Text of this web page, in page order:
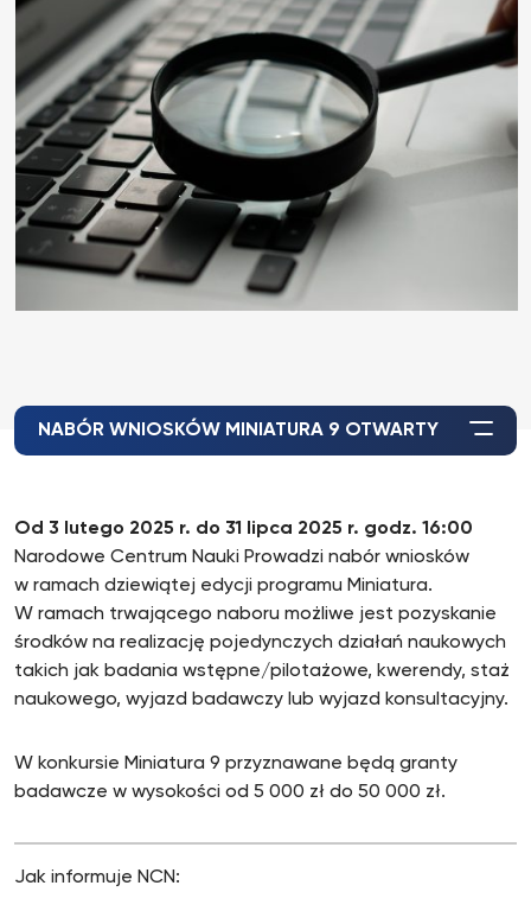
NABÓR WNIOSKÓW MINIATURA 9 OTWARTY
Od 3 lutego 2025 r. do 31 lipca 2025 r. godz. 16:00
Narodowe Centrum Nauki Prowadzi nabór wniosków
w ramach dziewiątej edycji programu Miniatura.
W ramach trwającego naboru możliwe jest pozyskanie
środków na realizację pojedynczych działań naukowych
takich jak badania wstępne/pilotażowe, kwerendy, staż
naukowego, wyjazd badawczy lub wyjazd konsultacyjny.
W konkursie Miniatura 9 przyznawane będą granty
badawcze w wysokości od 5 000 zł do 50 000 zł.
Jak informuje NCN: